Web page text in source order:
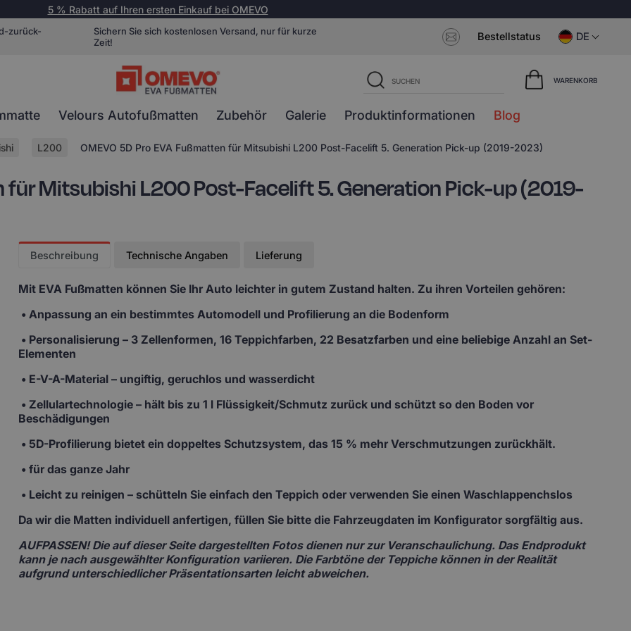
5 % Rabatt auf Ihren ersten Einkauf bei OMEVO
zurück-
Sichern Sie sich kostenlosen Versand, nur für kurze
Zeit!
Bestellstatus DE
WARENKORB
Velours Autofußmatten Zubehör Galerie Produktinformationen Blog
L200 OMEVO 5D Pro EVA Fußmatten für Mitsubishi L200 Post-Facelift 5. Generation Pick-up (2019-2023)
für Mitsubishi L200 Post-Facelift 5. Generation Pick-up (2019-
Beschreibung Technische Angaben Lieferung
Mit EVA Fußmatten können Sie Ihr Auto leichter in gutem Zustand halten. Zu ihren Vorteilen gehören:
• Anpassung an ein bestimmtes Automodell und Profilierung an die Bodenform
• Personalisierung – 3 Zellenformen, 16 Teppichfarben, 22 Besatzfarben und eine beliebige Anzahl an Set-
Elementen
• E-V-A-Material– ungiftig, geruchlos und wasserdicht
• Zellulartechnologie– hält bis zu 1 l Flüssigkeit/Schmutz zurück und schützt so den Boden vor
Beschädigungen
• 5D-Profilierung bietet ein doppeltes Schutzsystem, das 15 % mehr Verschmutzungen zurückhält.
• für das ganze Jahr
• Leicht zu reinigen – schütteln Sie einfach den Teppich oder verwenden Sie einen Waschlappenchslos
Da wir die Matten individuell anfertigen, füllen Sie bitte die Fahrzeugdaten im Konfigurator sorgfältig aus.
AUFPASSEN!Die auf dieser Seite dargestellten Fotos dienen nur zur Veranschaulichung. Das Endprodukt
kann je nach ausgewählter Konfiguration variieren. Die Farbtöne der Teppiche können in der Realität
aufgrund unterschiedlicher Präsentationsarten leicht abweichen.